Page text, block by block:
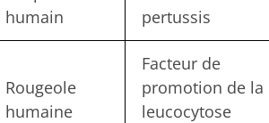
humain
pertussis
Rougeole
humaine
Facteur de
promotion de la
leucocytose